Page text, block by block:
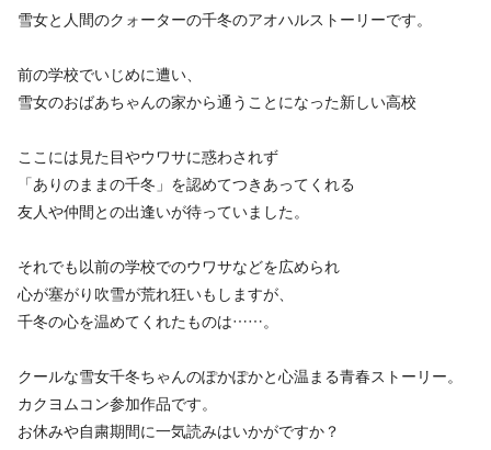
雪女と人間のクォーターの千冬のアオハルストーリーです。
前の学校でいじめに遭い、
雪女のおばあちゃんの家から通うことになった新しい高校
ここには見た目やウワサに惑わされず
「ありのままの千冬」を認めてつきあってくれる
友人や仲間との出逢いが待っていました。
それでも以前の学校でのウワサなどを広められ
心が塞がり吹雪が荒れ狂いもしますが、
千冬の心を温めてくれたものは……。
クールな雪女千冬ちゃんのぽかぽかと心温まる青春ストーリー。
カクヨムコン参加作品です。
お休みや自粛期間に一気読みはいかがですか？